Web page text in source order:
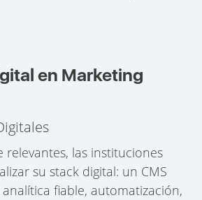
en Marketing
relevantes, las instituciones
su stack digital: un CMS
fiable, automatización,